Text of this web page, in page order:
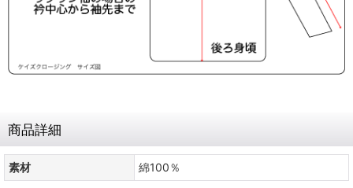
商品詳細
素材 綿100％